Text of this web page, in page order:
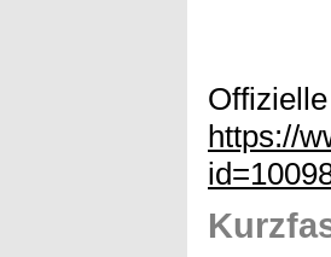
https://